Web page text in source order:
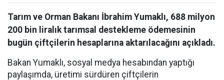
Tarım ve Orman Bakanı İbrahim Yumaklı, 688 milyon
200 bin liralık tarımsal destekleme ödemesinin
bugün çiftçilerin hesaplarına aktarılacağını açıkladı.
Bakan Yumaklı, sosyal medya hesabından yaptığı
paylaşımda, üretimi sürdüren çiftçilerin